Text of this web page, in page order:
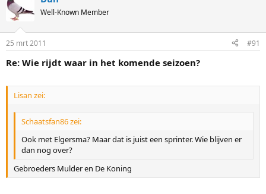
Well-Known Member
25 mrt 2011 #91
Re: Wie rijdt waar in het komende seizoen?
Lisan zei:
Schaatsfan86 zei:
Ook met Elgersma? Maar dat is juist een sprinter. Wie blijven er
dan nog over?
Gebroeders Mulder en De Koning